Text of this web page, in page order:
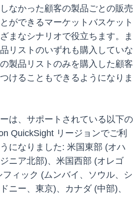
なかった顧客の製品ごとの販売
ができるマーケットバスケット
まなシナリオで役立ちます。ま
リストのいずれも購入していな
製品リストのみを購入した顧客
けることもできるようになりま
は、サポートされている以下の
QuickSight リージョンでご利
になりました: 米国東部 (オハ
ニア北部)、米国西部 (オレゴ
フィック (ムンバイ、ソウル、シ
ニー、東京)、カナダ (中部)、